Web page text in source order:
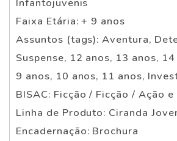
Faixa Etária: + 9 anos
Assuntos (tags): Aventura,
Suspense, 12 anos, 13 anos,
9 anos, 10 anos, 11 anos,
BISAC: Ficção / Ficção / Ação
Linha de Produto: Ciranda
Encadernação: Brochura